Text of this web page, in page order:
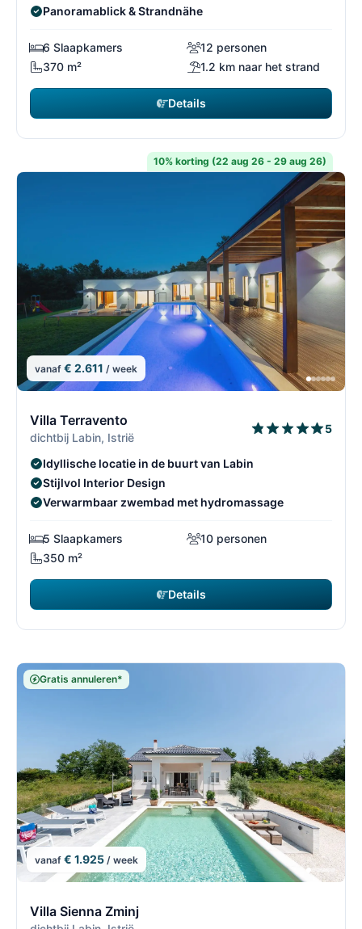
Panoramablick & Strandnähe
6 Slaapkamers
12 personen
370 m²
1.2 km naar het strand
Details
10% korting (22 aug 26 - 29 aug 26)
vanaf € 2.611 / week
Villa Terravento
dichtbij Labin, Istrië
5
Idyllische locatie in de buurt van Labin
Stijlvol Interior Design
Verwarmbaar zwembad met hydromassage
5 Slaapkamers
10 personen
350 m²
Details
Gratis annuleren*
vanaf € 1.925 / week
Villa Sienna Zminj